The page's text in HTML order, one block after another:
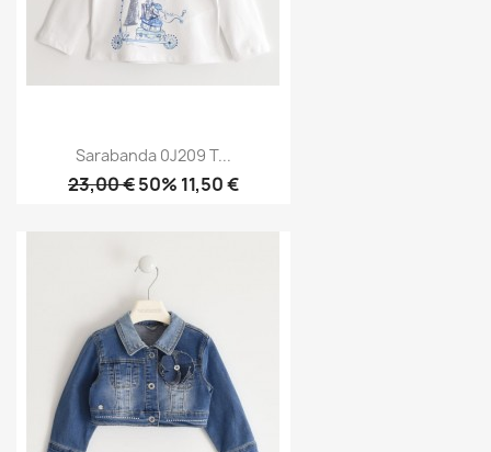
Sarabanda 0J209 T...
23,00 €50% 11,50 €